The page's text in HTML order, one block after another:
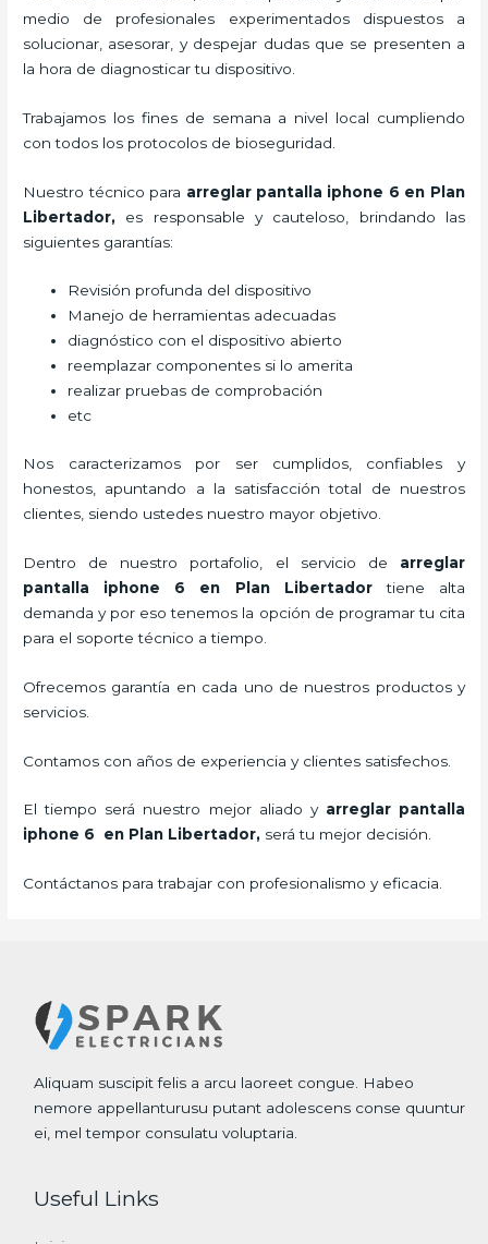
medio de profesionales experimentados dispuestos a
solucionar, asesorar, y despejar dudas que se presenten a
la hora de diagnosticar tu dispositivo.
Trabajamos los fines de semana a nivel local cumpliendo
con todos los protocolos de bioseguridad.
Nuestro técnico para arreglar pantalla iphone 6 en Plan
Libertador, es responsable y cauteloso, brindando las
siguientes garantías:
Revisión profunda del dispositivo
Manejo de herramientas adecuadas
diagnóstico con el dispositivo abierto
reemplazar componentes si lo amerita
realizar pruebas de comprobación
etc
Nos caracterizamos por ser cumplidos, confiables y
honestos, apuntando a la satisfacción total de nuestros
clientes, siendo ustedes nuestro mayor objetivo.
Dentro de nuestro portafolio, el servicio de arreglar
pantalla iphone 6 en Plan Libertadortiene alta
demanda y por eso tenemos la opción de programar tu cita
para el soporte técnico a tiempo.
Ofrecemos garantía en cada uno de nuestros productos y
servicios.
Contamos con años de experiencia y clientes satisfechos.
El tiempo será nuestro mejor aliado y arreglar pantalla
iphone 6 en Plan Libertador, será tu mejor decisión.
Contáctanos para trabajar con profesionalismo y eficacia.
Aliquam suscipit felis a arcu laoreet congue. Habeo
nemore appellanturusu putant adolescens conse quuntur
ei, mel tempor consulatu voluptaria.
Useful Links